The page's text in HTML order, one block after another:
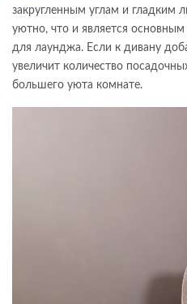
закругленным углам и гладким
уютно, что и является
для лаунджа. Если к дивану
увеличит количество
большего уюта комнате.